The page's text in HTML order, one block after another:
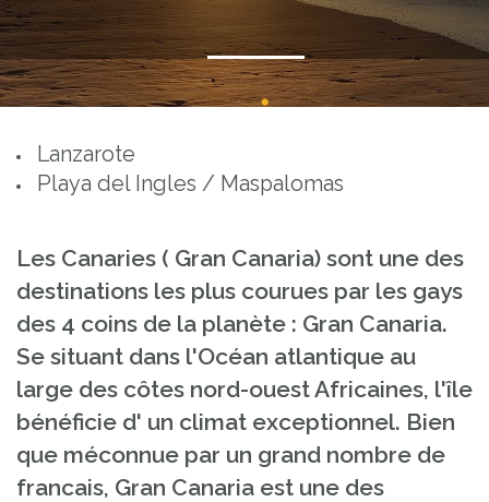
Lanzarote
Playa del Ingles / Maspalomas
Les Canaries ( Gran Canaria) sont une des
destinations les plus courues par les gays
des 4 coins de la planète : Gran Canaria.
Se situant dans l'Océan atlantique au
large des côtes nord-ouest Africaines, l'île
bénéficie d' un climat exceptionnel. Bien
que méconnue par un grand nombre de
francais, Gran Canaria est une des